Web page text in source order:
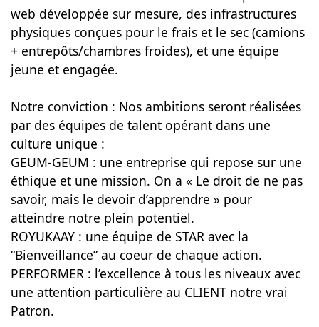
web développée sur mesure, des infrastructures
physiques conçues pour le frais et le sec (camions
+ entrepôts/chambres froides), et une équipe
jeune et engagée.
Notre conviction : Nos ambitions seront réalisées
par des équipes de talent opérant dans une
culture unique :
GEUM-GEUM : une entreprise qui repose sur une
éthique et une mission. On a « Le droit de ne pas
savoir, mais le devoir d’apprendre » pour
atteindre notre plein potentiel.
ROYUKAAY : une équipe de STAR avec la
“Bienveillance” au coeur de chaque action.
PERFORMER : l’excellence à tous les niveaux avec
une attention particulière au CLIENT notre vrai
Patron.